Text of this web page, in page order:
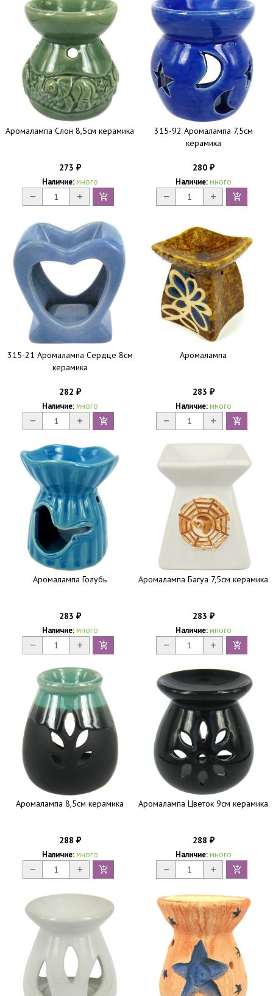
Аромалампа Слон 8,5см керамика
273 ₽
Наличие: много
315-92 Аромалампа 7,5см
керамика
280 ₽
Наличие: много
315-21 Аромалампа Сердце 8см
керамика
282 ₽
Наличие: много
Аромалампа
283 ₽
Наличие: много
Аромалампа Голубь
283 ₽
Наличие: много
Аромалампа Багуа 7,5см керамика
283 ₽
Наличие: много
Аромалампа 8,5см керамика
288 ₽
Наличие: много
Аромалампа Цветок 9см керамика
288 ₽
Наличие: много